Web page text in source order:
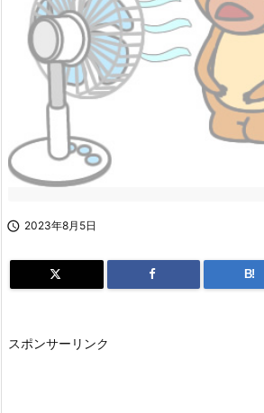
 2023年8月5日
B!
スポンサーリンク